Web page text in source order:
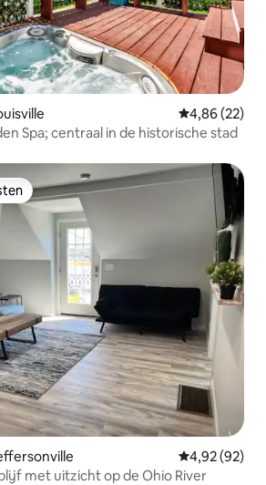
Gemiddelde
4,86 (22)
Spa; centraal in de historische stad
Gemiddelde
4,92 (92)
met uitzicht op de Ohio River